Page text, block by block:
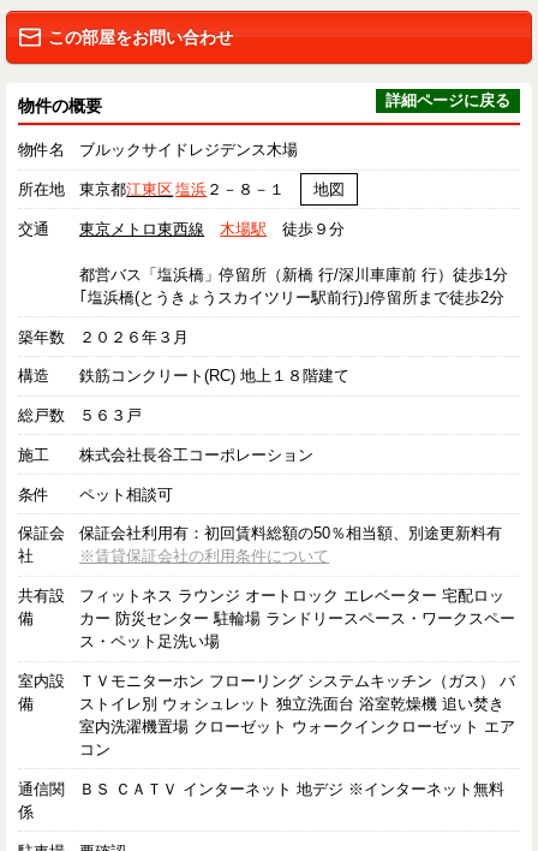
この部屋をお問い合わせ
物件の概要 詳細ページに戻る
物件名 ブルックサイドレジデンス木場
所在地 東京都江東区塩浜 ２－８－１ 地図
交通 東京メトロ東西線 木場駅 徒歩９分
都営バス「塩浜橋」停留所（新橋 行/深川車庫前 行）徒歩1分
｢塩浜橋(とうきょうスカイツリー駅前行)｣停留所まで徒歩2分
築年数 ２０２６年３月
構造 鉄筋コンクリート(RC) 地上１８階建て
総戸数 ５６３戸
施工 株式会社長谷工コーポレーション
条件 ペット相談可
保証会
社
保証会社利用有：初回賃料総額の50％相当額、別途更新料有
※賃貸保証会社の利用条件について
共有設
備
フィットネス ラウンジ オートロック エレベーター 宅配ロッ
カー 防災センター 駐輪場 ランドリースペース・ワークスペー
ス・ペット足洗い場
室内設
備
ＴＶモニターホン フローリング システムキッチン（ガス） バ
ストイレ別 ウォシュレット 独立洗面台 浴室乾燥機 追い焚き
室内洗濯機置場 クローゼット ウォークインクローゼット エア
コン
通信関
係
ＢＳ ＣＡＴＶ インターネット 地デジ ※インターネット無料